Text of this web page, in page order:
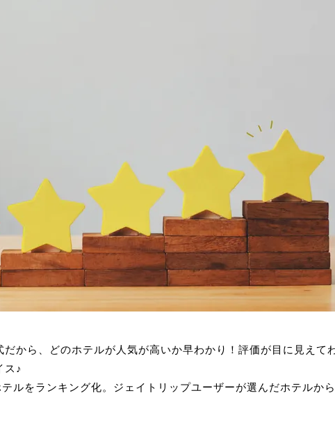
から、どのホテルが人気が高いか早わかり！評価が目に見えて
ス♪
ルをランキング化。ジェイトリップユーザーが選んだホテルか